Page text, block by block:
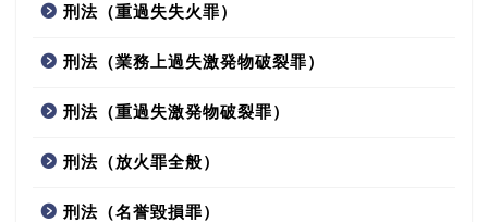
刑法（重過失失火罪）
刑法（業務上過失激発物破裂罪）
刑法（重過失激発物破裂罪）
刑法（放火罪全般）
刑法（名誉毀損罪）